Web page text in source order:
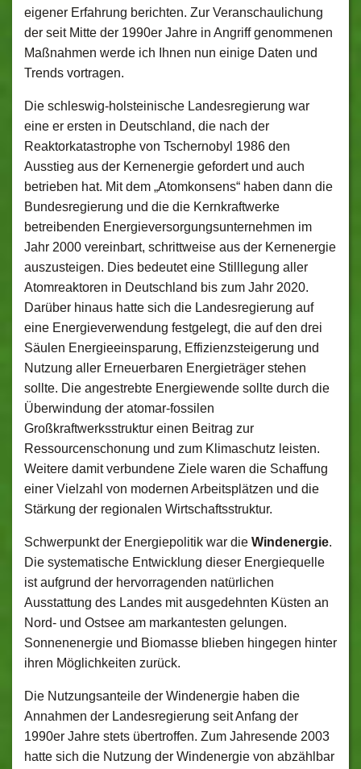
eigener Erfahrung berichten. Zur Veranschaulichung
der seit Mitte der 1990er Jahre in Angriff genommenen
Maßnahmen werde ich Ihnen nun einige Daten und
Trends vortragen.
Die schleswig-holsteinische Landesregierung war
eine er ersten in Deutschland, die nach der
Reaktorkatastrophe von Tschernobyl 1986 den
Ausstieg aus der Kernenergie gefordert und auch
betrieben hat. Mit dem „Atomkonsens“ haben dann die
Bundesregierung und die die Kernkraftwerke
betreibenden Energieversorgungsunternehmen im
Jahr 2000 vereinbart, schrittweise aus der Kernenergie
auszusteigen. Dies bedeutet eine Stilllegung aller
Atomreaktoren in Deutschland bis zum Jahr 2020.
Darüber hinaus hatte sich die Landesregierung auf
eine Energieverwendung festgelegt, die auf den drei
Säulen Energieeinsparung, Effizienzsteigerung und
Nutzung aller Erneuerbaren Energieträger stehen
sollte. Die angestrebte Energiewende sollte durch die
Überwindung der atomar-fossilen
Großkraftwerksstruktur einen Beitrag zur
Ressourcenschonung und zum Klimaschutz leisten.
Weitere damit verbundene Ziele waren die Schaffung
einer Vielzahl von modernen Arbeitsplätzen und die
Stärkung der regionalen Wirtschaftsstruktur.
Schwerpunkt der Energiepolitik war die Windenergie.
Die systematische Entwicklung dieser Energiequelle
ist aufgrund der hervorragenden natürlichen
Ausstattung des Landes mit ausgedehnten Küsten an
Nord- und Ostsee am markantesten gelungen.
Sonnenenergie und Biomasse blieben hingegen hinter
ihren Möglichkeiten zurück.
Die Nutzungsanteile der Windenergie haben die
Annahmen der Landesregierung seit Anfang der
1990er Jahre stets übertroffen. Zum Jahresende 2003
hatte sich die Nutzung der Windenergie von abzählbar